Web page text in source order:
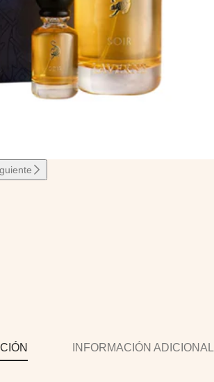
INFORMACIÓN ADICIONAL